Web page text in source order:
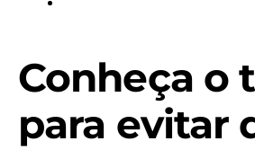
Conheça o
para evitar